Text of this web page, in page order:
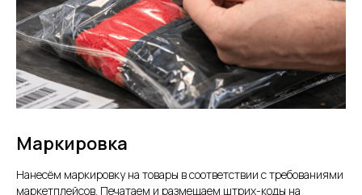
Маркировка
Нанесём маркировку на товары в соответствии с требованиями
маркетплейсов. Печатаем и размещаем штрих-коды на